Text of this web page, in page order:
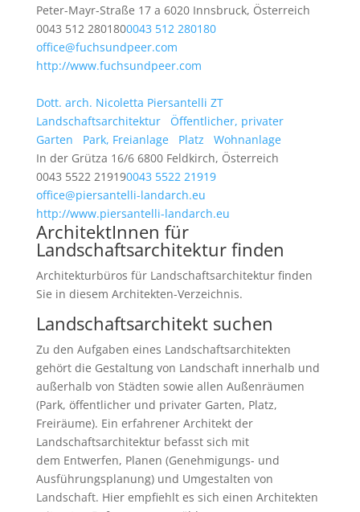
Peter-Mayr-Straße 17 a 6020 Innsbruck, Österreich
0043 512 2801800043 512 280180
office@fuchsundpeer.com
http://www.fuchsundpeer.com
Dott. arch. Nicoletta Piersantelli ZT
Landschaftsarchitektur
Öffentlicher, privater
Garten
Park, Freianlage Platz
Wohnanlage
In der Grütza 16/6 6800 Feldkirch, Österreich
0043 5522 219190043 5522 21919
office@piersantelli-landarch.eu
http://www.piersantelli-landarch.eu
ArchitektInnen für
Landschaftsarchitektur finden
Architekturbüros für Landschaftsarchitektur finden
Sie in diesem Architekten-Verzeichnis.
Landschaftsarchitekt suchen
Zu den Aufgaben eines Landschaftsarchitekten
gehört die Gestaltung von Landschaft innerhalb und
außerhalb von Städten sowie allen Außenräumen
(Park, öffentlicher und privater Garten, Platz,
Freiräume). Ein erfahrener Architekt der
Landschaftsarchitektur befasst sich mit
dem Entwerfen, Planen (Genehmigungs- und
Ausführungsplanung) und Umgestalten von
Landschaft. Hier empfiehlt es sich einen Architekten